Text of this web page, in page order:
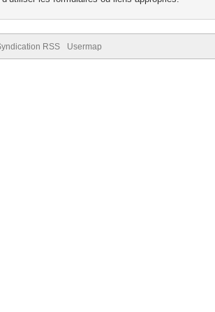
RSS Usermap